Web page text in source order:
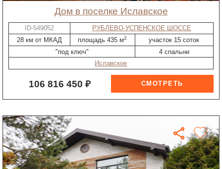
дом в поселке Иславское
ID-549052
РУБЛЕВО-УСПЕНСКОЕ ШОССЕ
28 км от МКАД
площадь 435 м2
участок 15 соток
"под ключ"
4 спальни
Иславское
106 816 450 ₽